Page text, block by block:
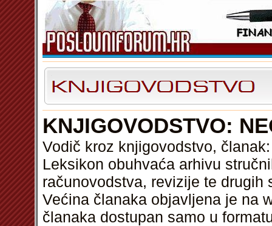
KNJIGOVODSTVO:
Vodič kroz knjigovodstvo,
Leksikon obuhvaća arhivu
računovodstva, revizije te drugih
Većina članaka objavljena je na
članaka dostupan samo u